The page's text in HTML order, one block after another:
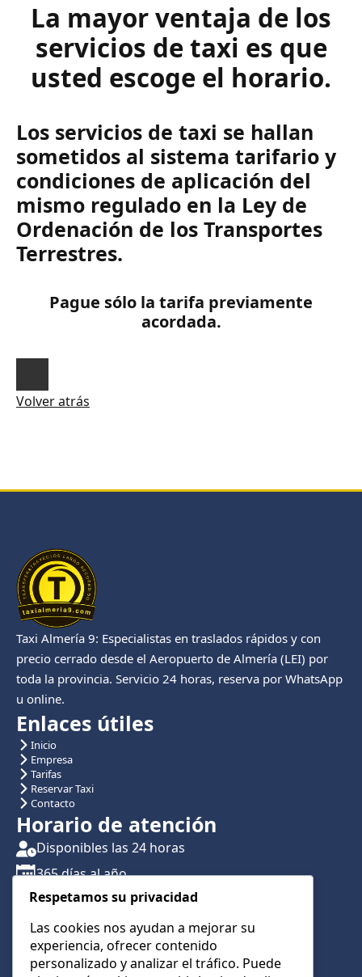
La mayor ventaja de los
servicios de taxi es que
usted escoge el horario.
Los servicios de taxi se hallan
sometidos al sistema tarifario y
condiciones de aplicación del
mismo regulado en la Ley de
Ordenación de los Transportes
Terrestres.
Pague sólo la tarifa previamente
acordada.
Volver atrás
Taxi Almería 9: Especialistas en traslados rápidos y con
precio cerrado desde el Aeropuerto de Almería (LEI) por
toda la provincia. Servicio 24 horas, reserva por WhatsApp
u online.
Enlaces útiles
Inicio
Empresa
Tarifas
Reservar Taxi
Contacto
Horario de atención
Disponibles las 24 horas
365 días al año
Traslados con reserva previa
Atención por teléfono y WhatsApp 24/7
CONTÁCTANOS
Respetamos su privacidad
Las cookies nos ayudan a mejorar su
experiencia, ofrecer contenido
personalizado y analizar el tráfico. Puede